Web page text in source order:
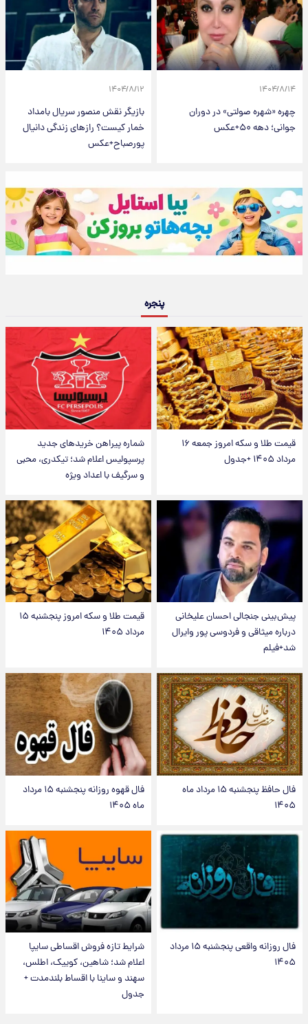
۱۴۰۴/۸/۱۴
چهره «شهره صولتی» در دوران
جوانی؛ دهه ۵۰+عکس
۱۴۰۴/۸/۱۲
بازیگر نقش منصور سریال بامداد
خمار کیست؟ راز‌های زندگی دانیال
پورصباح+عکس
پنجره
قیمت طلا و سکه امروز جمعه ۱۶
مرداد ۱۴۰۵ +جدول
شماره پیراهن خریدهای جدید
پرسپولیس اعلام شد؛ تیکدری، محبی
و سرگیف با اعداد ویژه
پیش‌بینی جنجالی احسان علیخانی
درباره میثاقی و فردوسی پور وایرال
شد+فیلم
قیمت طلا و سکه امروز پنجشنبه ۱۵
مرداد ۱۴۰۵
فال حافظ پنجشنبه ۱۵ مرداد ماه
۱۴۰۵
فال قهوه روزانه پنجشنبه ۱۵ مرداد
ماه ۱۴۰۵
فال روزانه واقعی پنجشنبه ۱۵ مرداد
۱۴۰۵
شرایط تازه فروش اقساطی سایپا
اعلام شد؛ شاهین، کوییک، اطلس،
سهند و ساینا با اقساط بلندمدت +
جدول